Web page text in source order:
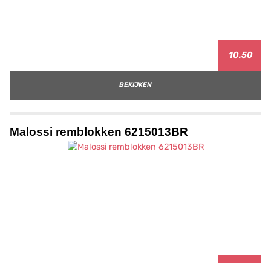
10.50
BEKIJKEN
Malossi remblokken 6215013BR